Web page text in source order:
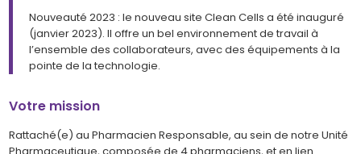
Nouveauté 2023 : le nouveau site Clean Cells a été inauguré
(janvier 2023). Il offre un bel environnement de travail à
l’ensemble des collaborateurs, avec des équipements à la
pointe de la technologie.
Votre mission
Rattaché(e) au Pharmacien Responsable, au sein de notre Unité